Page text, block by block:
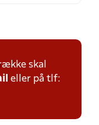
skal
eller på tlf: